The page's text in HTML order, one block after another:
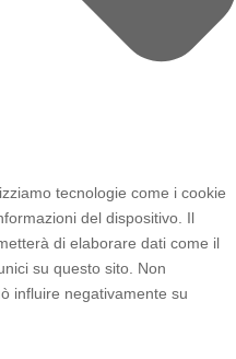
tecnologie come i cookie
del dispositivo. Il
di elaborare dati come il
su questo sito. Non
influire negativamente su